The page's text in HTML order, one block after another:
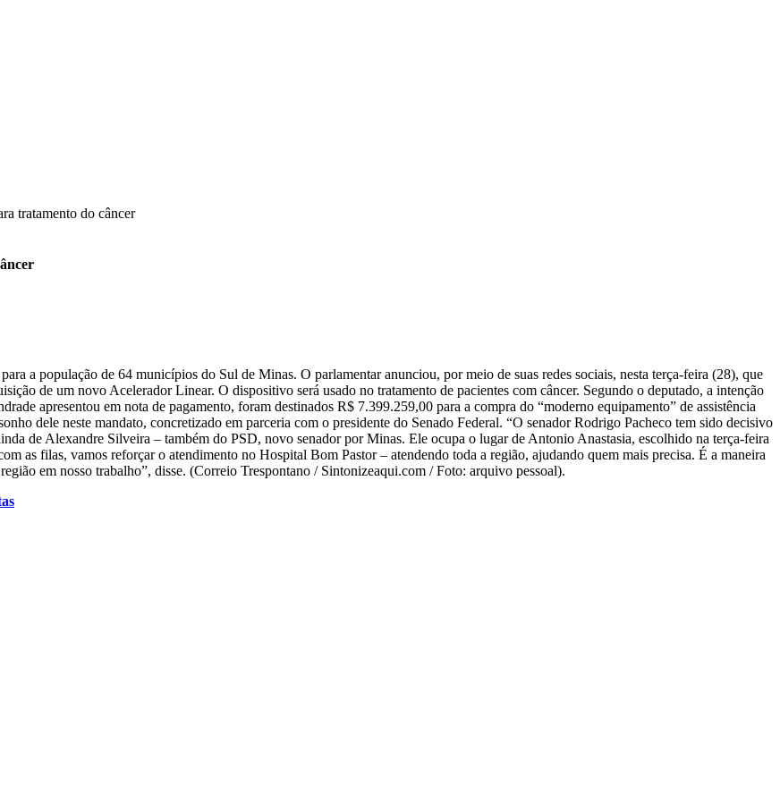
tratamento do câncer
a população de 64 municípios do Sul de Minas. O parlamentar anunciou, por meio de suas redes sociais, nesta terça-feira (28), que
de um novo Acelerador Linear. O dispositivo será usado no tratamento de pacientes com câncer. Segundo o deputado, a intenção
apresentou em nota de pagamento, foram destinados R$ 7.399.259,00 para a compra do “moderno equipamento” de assistência
dele neste mandato, concretizado em parceria com o presidente do Senado Federal. “O senador Rodrigo Pacheco tem sido decisivo
de Alexandre Silveira – também do PSD, novo senador por Minas. Ele ocupa o lugar de Antonio Anastasia, escolhido na terça-feira
as filas, vamos reforçar o atendimento no Hospital Bom Pastor – atendendo toda a região, ajudando quem mais precisa. É a maneira
em nosso trabalho”, disse. (Correio Trespontano / Sintonizeaqui.com / Foto: arquivo pessoal).